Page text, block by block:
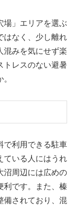
場」エリアを選ぶ
はなく、少し離れ
混みを気にせず楽
トレスのない避暑
で利用できる駐車
ている人にはうれ
沼周辺には広めの
利です。また、榛
備されており、混